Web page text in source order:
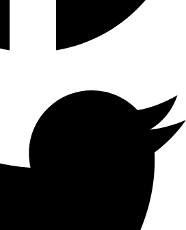
NETWORK
CONNECTIVITY
AUDIO
INPUT
OUTPUT
Built-in Microphone and
Speaker